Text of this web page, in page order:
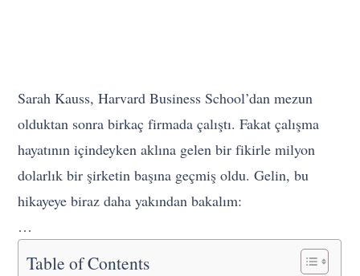
Sarah Kauss, Harvard Business School’dan mezun
olduktan sonra birkaç firmada çalıştı. Fakat çalışma
hayatının içindeyken aklına gelen bir fikirle milyon
dolarlık bir şirketin başına geçmiş oldu. Gelin, bu
hikayeye biraz daha yakından bakalım:
…
Table of Contents